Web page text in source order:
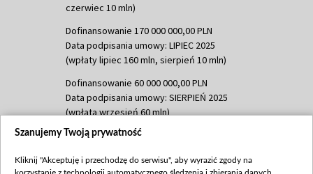
czerwiec 10 mln)
Dofinansowanie 170 000 000,00 PLN
Data podpisania umowy: LIPIEC 2025
(wpłaty lipiec 160 mln, sierpień 10 mln)
Dofinansowanie 60 000 000,00 PLN
Data podpisania umowy: SIERPIEŃ 2025
(wpłata wrzesień 60 mln)
Dofinansowanie 635 783 051,21 PLN
(wpłata wrzesień 100 mln, październik 350
Szanujemy Twoją prywatność
Kliknij "Akceptuję i przechodzę do serwisu", aby wyrazić zgody na